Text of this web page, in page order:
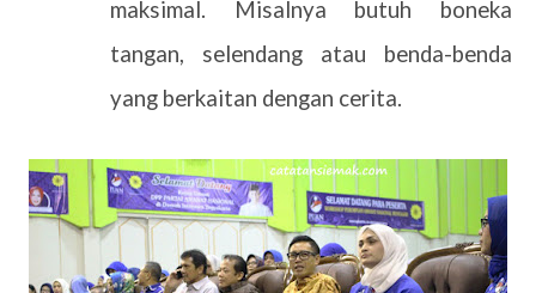
maksimal. Misalnya butuh boneka
tangan, selendang atau benda-benda
yang berkaitan dengan cerita.